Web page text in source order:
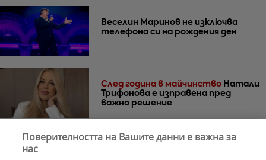
Веселин Маринов не изключва
телефона си на рождения ден
След година в майчинство Натали
Трифонова е изправена пред
важно решение
Поверителността на Вашите данни е важна за
нас